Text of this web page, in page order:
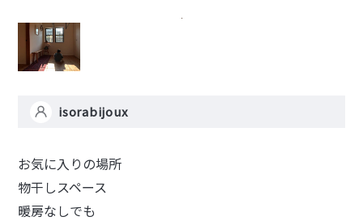
isorabijoux
お気に入りの場所
物干しスペース
暖房なしでも